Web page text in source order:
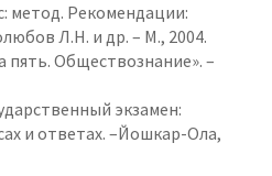
метод. Рекомендации:
Л.Н. и др. – М., 2004.
пять. Обществознание». –
экзамен:
и ответах. –Йошкар-Ола,